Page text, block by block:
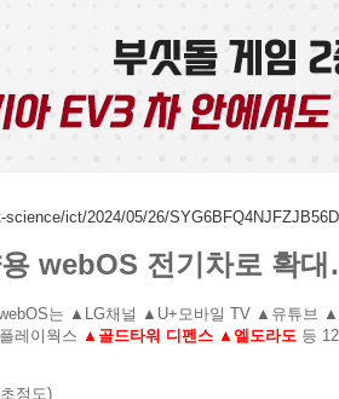
ict/2024/05/26/
webOS 전기차로 확
webOS는 ▲LG채널 ▲U+모바일 TV ▲유튜
레이웍스 ▲골드타워 디펜스 ▲엘도라도 등
정도)